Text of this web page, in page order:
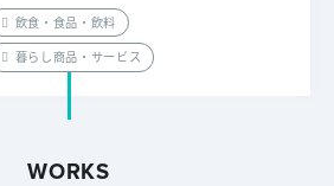
飲食・食品・飲料
暮らし商品・サービス
WORKS